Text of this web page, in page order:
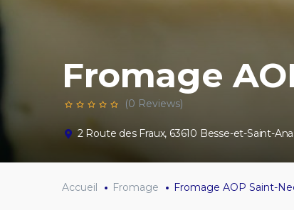
Fromage
(0 Reviews)
2 Route des Fraux, 63610 Besse-et-Saint-
Accueil Fromage Fromage AOP Saint-